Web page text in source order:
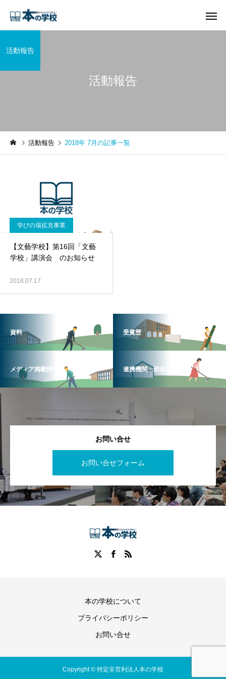
活動報告
活動報告
活動報告 2018年 7月の記事一覧
学びの場拡充事業
【文藝学校】第16回「文藝
学校」講演会 のお知らせ
2018.07.17
資料 受賞歴
メディア掲載情報 連携機関・団体
お問い合せ
お問い合せフォーム
本の学校について
プライバシーポリシー
お問い合せ
Copyright © 特定非営利法人本の学校